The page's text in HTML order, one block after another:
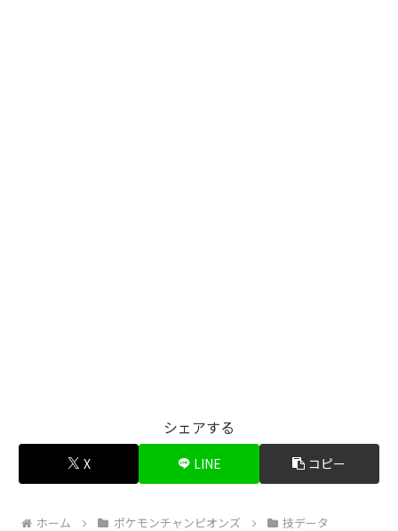
シェアする
X LINE コピー
ホーム ポケモンチャンピオンズ 技データ